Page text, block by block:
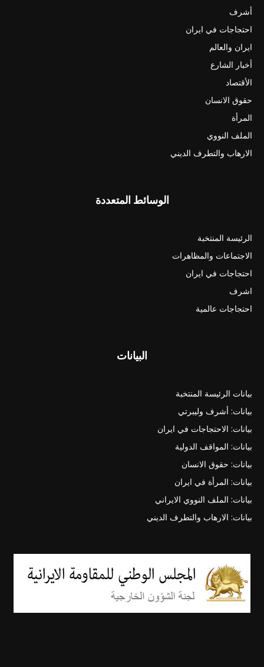
أشرف
احتجاجات في ايران
ايران والعالم
أخبار الشارع
الأقتصاد
حقوق الانسان
المرأة
الملف النووي
الارهاب والتطرف الديني
الوسائط المتعددة
الرئيسة المنتخبة
الاجتماعات والمظاهرات
احتجاجات في ايران
اشرف
احتجاجات عالمية
البيانات
بيانات الرئيسة المنتخبة
بيانات: أشرف وليبرتي
بيانات: الاحتجاجات في ايران
بيانات: المواقف الدولية
بيانات: حقوق الانسان
بيانات: المرأة في ايران
بيانات: الملف النووي الايراني
بيانات: الارهاب والتطرف الديني